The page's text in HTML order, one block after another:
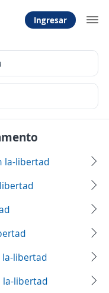
Ingresar
la-libertad
la-libertad
la-libertad